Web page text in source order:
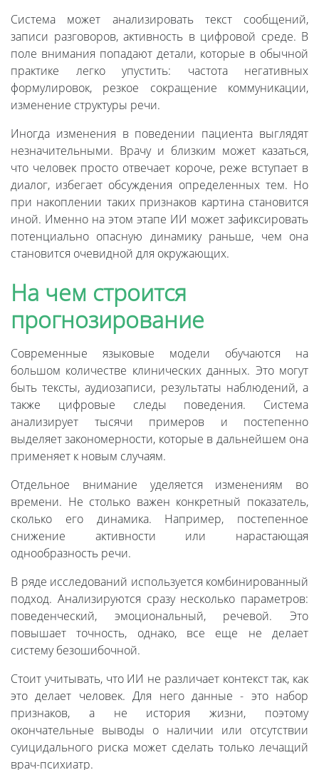
Система может анализировать текст сообщений,
записи разговоров, активность в цифровой среде. В
поле внимания попадают детали, которые в обычной
практике легко упустить: частота негативных
формулировок, резкое сокращение коммуникации,
изменение структуры речи.
Иногда изменения в поведении пациента выглядят
незначительными. Врачу и близким может казаться,
что человек просто отвечает короче, реже вступает в
диалог, избегает обсуждения определенных тем. Но
при накоплении таких признаков картина становится
иной. Именно на этом этапе ИИ может зафиксировать
потенциально опасную динамику раньше, чем она
становится очевидной для окружающих.
На чем строится
прогнозирование
Современные языковые модели обучаются на
большом количестве клинических данных. Это могут
быть тексты, аудиозаписи, результаты наблюдений, а
также цифровые следы поведения. Система
анализирует тысячи примеров и постепенно
выделяет закономерности, которые в дальнейшем она
применяет к новым случаям.
Отдельное внимание уделяется изменениям во
времени. Не столько важен конкретный показатель,
сколько его динамика. Например, постепенное
снижение активности или нарастающая
однообразность речи.
В ряде исследований используется комбинированный
подход. Анализируются сразу несколько параметров:
поведенческий, эмоциональный, речевой. Это
повышает точность, однако, все еще не делает
систему безошибочной.
Стоит учитывать, что ИИ не различает контекст так, как
это делает человек. Для него данные - это набор
признаков, а не история жизни, поэтому
окончательные выводы о наличии или отсутствии
суицидального риска может сделать только лечащий
врач-психиатр.